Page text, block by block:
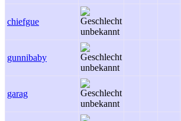
chiefgue
gunnibaby
garag